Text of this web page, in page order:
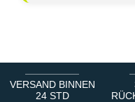
VERSAND BINNEN
24 STD